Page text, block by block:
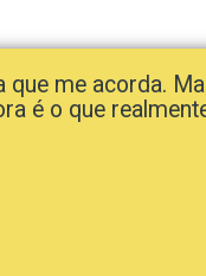
que me acorda.
é o que